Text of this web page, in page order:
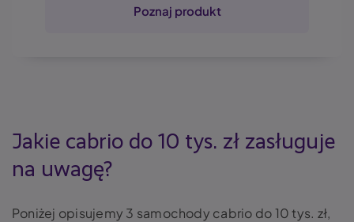
Poznaj produkt
Jakie cabrio do 10 tys. zł zasługuje
na uwagę?
Poniżej opisujemy 3 samochody cabrio do 10 tys. zł,